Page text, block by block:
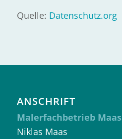
Quelle: Datenschutz.org
ANSCHRIFT
Malerfachbetrieb Maas
Niklas Maas